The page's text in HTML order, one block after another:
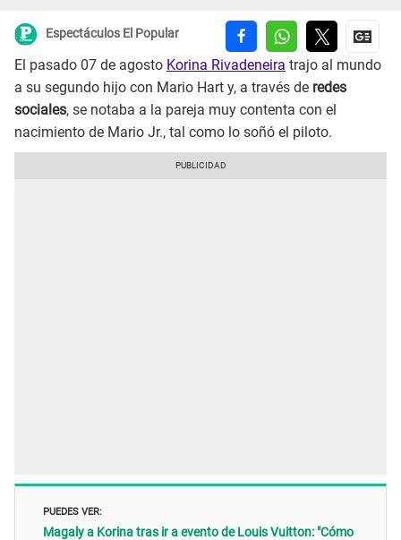
Espectáculos El Popular
El pasado 07 de agosto Korina Rivadeneira trajo al mundo
a su segundo hijo con Mario Hart y, a través de redes
sociales, se notaba a la pareja muy contenta con el
nacimiento de Mario Jr., tal como lo soñó el piloto.
PUEDES VER:
Magaly a Korina tras ir a evento de Louis Vuitton: "Cómo